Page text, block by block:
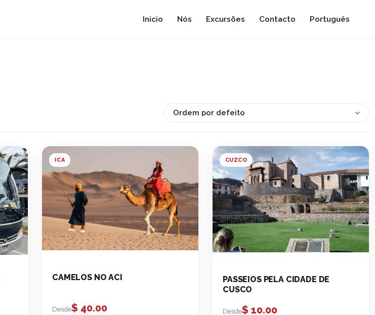
Início Nós Excursões Contacto Português
ICA
CAMELOS NO ACI
Desde$ 40.00
CUZCO
PASSEIOS PELA CIDADE DE
CUSCO
Desde$ 10.00